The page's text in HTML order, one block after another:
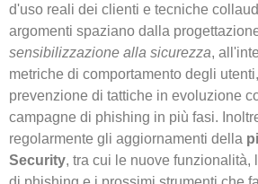
d'uso reali dei clienti e tecniche
argomenti spaziano dalla
sensibilizzazione alla sicurezza,
metriche di comportamento degli
prevenzione di tattiche in evoluzione
campagne di phishing in più fasi.
regolarmente gli aggiornamenti della
Security, tra cui le nuove funzionalità,